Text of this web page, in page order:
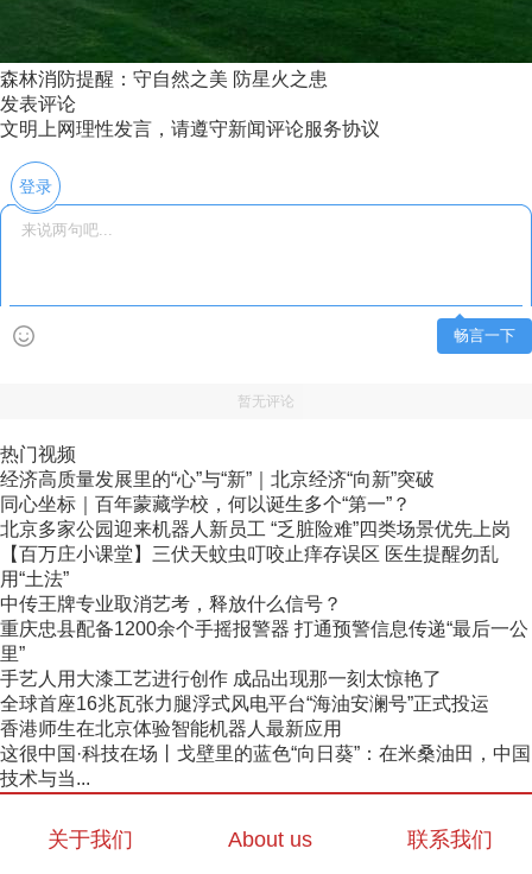
森林消防提醒：守自然之美 防星火之患
发表评论
文明上网理性发言，请遵守新闻评论服务协议
登录
畅言一下
暂无评论
热门视频
经济高质量发展里的“心”与“新”｜北京经济“向新”突破
同心坐标｜百年蒙藏学校，何以诞生多个“第一”？
北京多家公园迎来机器人新员工 “乏脏险难”四类场景优先上岗
【百万庄小课堂】三伏天蚊虫叮咬止痒存误区 医生提醒勿乱
用“土法”
中传王牌专业取消艺考，释放什么信号？
重庆忠县配备1200余个手摇报警器 打通预警信息传递“最后一公
里”
手艺人用大漆工艺进行创作 成品出现那一刻太惊艳了
全球首座16兆瓦张力腿浮式风电平台“海油安澜号”正式投运
香港师生在北京体验智能机器人最新应用
这很中国·科技在场丨戈壁里的蓝色“向日葵”：在米桑油田，中国
技术与当...
关于我们 About us 联系我们